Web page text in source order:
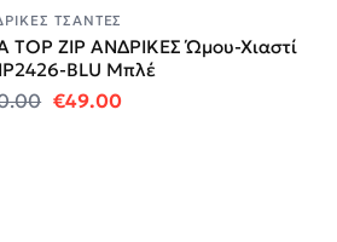
ΤΣΆΝΤΕΣ
TOP ZIP ΑΝΔΡΙΚΕΣ Ώμου-Χιαστί
BLU Μπλέ
Original price was: €90.00.
€49.00Η τρέχουσα τιμή